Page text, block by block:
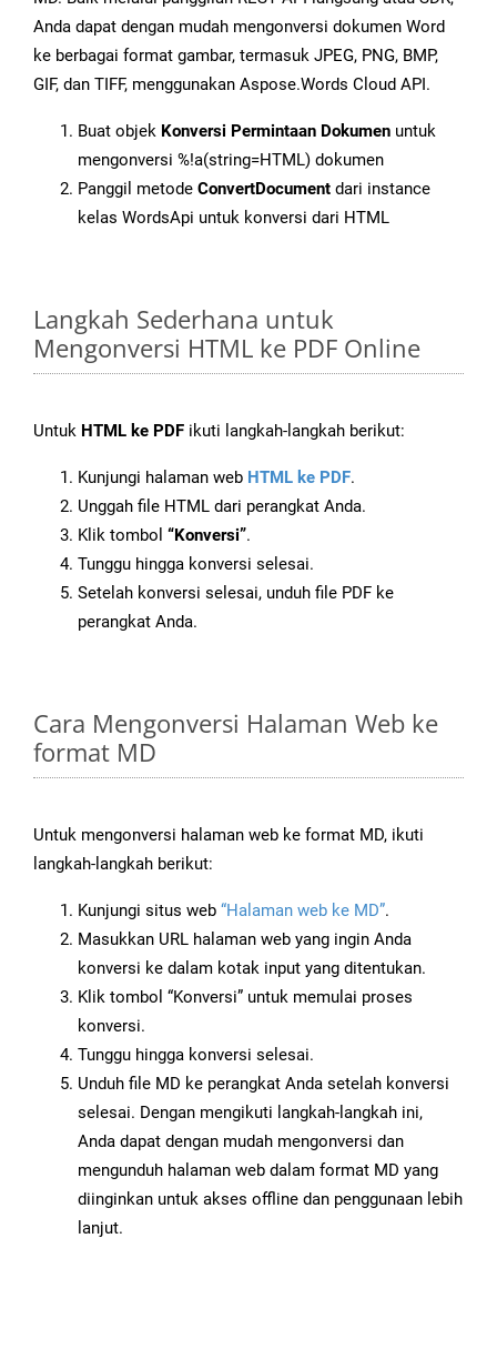
Anda dapat dengan mudah mengonversi dokumen Word
ke berbagai format gambar, termasuk JPEG, PNG, BMP,
GIF, dan TIFF, menggunakan Aspose.Words Cloud API.
Buat objek Konversi Permintaan Dokumen untuk
mengonversi %!a(string=HTML) dokumen
Panggil metode ConvertDocument dari instance
kelas WordsApi untuk konversi dari HTML
Langkah Sederhana untuk
Mengonversi HTML ke PDF Online
Untuk HTML ke PDF ikuti langkah-langkah berikut:
Kunjungi halaman web HTML ke PDF.
Unggah file HTML dari perangkat Anda.
Klik tombol “Konversi”.
Tunggu hingga konversi selesai.
Setelah konversi selesai, unduh file PDF ke
perangkat Anda.
Cara Mengonversi Halaman Web ke
format MD
Untuk mengonversi halaman web ke format MD, ikuti
langkah-langkah berikut:
Kunjungi situs web “Halaman web ke MD”.
Masukkan URL halaman web yang ingin Anda
konversi ke dalam kotak input yang ditentukan.
Klik tombol “Konversi” untuk memulai proses
konversi.
Tunggu hingga konversi selesai.
Unduh file MD ke perangkat Anda setelah konversi
selesai. Dengan mengikuti langkah-langkah ini,
Anda dapat dengan mudah mengonversi dan
mengunduh halaman web dalam format MD yang
diinginkan untuk akses offline dan penggunaan lebih
lanjut.